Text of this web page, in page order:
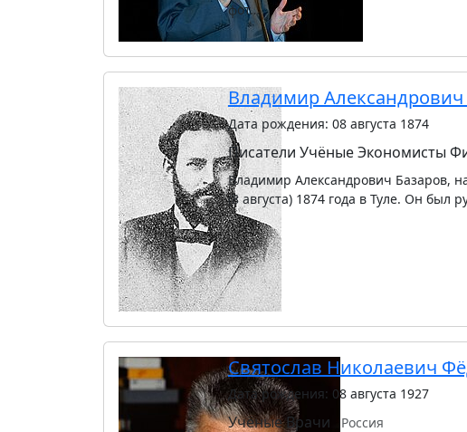
фот…
Владимир Александрович
Дата рождения: 08 августа 1874
Писатели УчёныеЭкономисты
Владимир Александрович Базаров,
(8 августа) 1874 года в Туле. Он был
Святослав Николаевич
Дата рождения: 08 августа 1927
Учёные Врачи
Россия